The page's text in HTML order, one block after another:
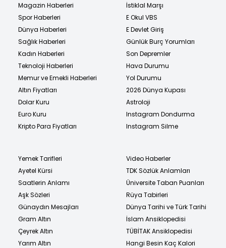
Magazin Haberleri
Spor Haberleri
Dünya Haberleri
Sağlık Haberleri
Kadın Haberleri
Teknoloji Haberleri
Memur ve Emekli Haberleri
Altın Fiyatları
Dolar Kuru
Euro Kuru
Kripto Para Fiyatları
İstiklal Marşı
E Okul VBS
E Devlet Giriş
Günlük Burç Yorumları
Son Depremler
Hava Durumu
Yol Durumu
2026 Dünya Kupası
Astroloji
Instagram Dondurma
Instagram Silme
Yemek Tarifleri
Ayetel Kürsi
Saatlerin Anlamı
Aşk Sözleri
Günaydın Mesajları
Gram Altın
Çeyrek Altın
Yarım Altın
Video Haberler
TDK Sözlük Anlamları
Üniversite Taban Puanları
Rüya Tabirleri
Dünya Tarihi ve Türk Tarihi
İslam Ansiklopedisi
TÜBİTAK Ansiklopedisi
Hangi Besin Kaç Kalori